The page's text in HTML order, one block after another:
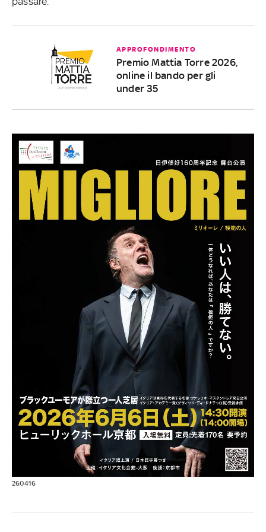
APPROFONDIMENTO
Premio Mattia Torre 2026,
online il bando per gli
under 35
260416